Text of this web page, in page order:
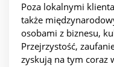
Poza lokalnymi
także
osobami z biznesu,
Przejrzystość,
zyskują na tym coraz